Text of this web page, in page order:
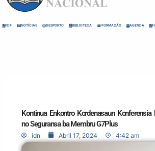
PDF NOTÍCIAS DESPORTO BIBLIOTECA FORMAÇÃO AGENDA
Kontinua Enkontro Kordenasaun
no Seguransa ba Membru G7Plus
idn Abril 17, 2024 4:42 am